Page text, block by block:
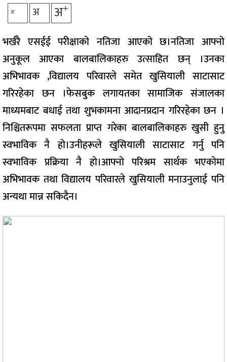
अ- अ अ+
भर्खरै एसईई परीक्षाको नतिजा आएको छ।नतिजा आफ्नो
अनुकूल आएका बालबालिकाहरु उत्साहित छन् ।उनका
अभिभावक ,विद्यालय परिवारले समेत खुसियाली साटासाट
गरिरहेका छन ।फेसबुक लगायतका सामाजिक संजालका
माध्यमबाट बधाई तथा शुभकामना आदानप्रदान गरिरहेका छन ।
निश्चितरूपमा सफलता प्राप्त गरेका बालबालिकाहरु खुसी हुनु
स्वभाविक नै हो।उनीहरूले खुसियाली साटासाट गर्नु पनि
स्वभाविक प्रक्रिया नै हो।आफ्नो परिश्रम सार्थक भएकोमा
अभिभावक तथा विद्यालय परिवारले खुसियाली मनाउनुलाई पनि
अन्यथा मान्न सकिदैन।